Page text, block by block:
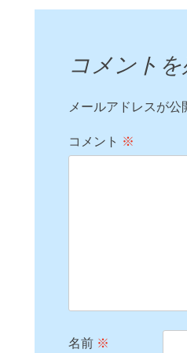
コメント
メールアドレスが公
コメント ※
名前 ※